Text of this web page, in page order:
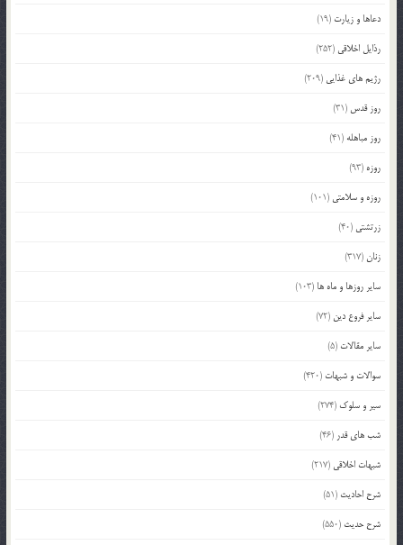
دعاها و زیارت (19)
رذایل اخلاقی (252)
رژیم های غذایی (209)
روز قدس (31)
روز مباهله (41)
روزه (93)
روزه و سلامتی (101)
زرتشتی (40)
زنان(317)
سایر روزها و ماه ها (103)
سایر فروع دین (72)
سایر مقالات (5)
سوالات و شبهات (420)
سیر و سلوک (274)
شب های قدر (46)
شبهات اخلاقی (217)
شرح احادیث (51)
شرح حدیث (550)